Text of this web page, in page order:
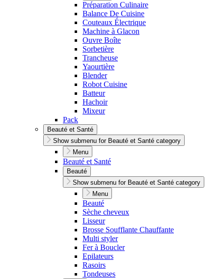
Préparation Culinaire
Balance De Cuisine
Couteaux Électrique
Machine à Glacon
Ouvre Boîte
Sorbetière
Trancheuse
Yaourtière
Blender
Robot Cuisine
Batteur
Hachoir
Mixeur
Pack
Beauté et Santé
Show submenu for Beauté et Santé category
Menu
Beauté et Santé
Beauté
Show submenu for Beauté et Santé category
Menu
Beauté
Sèche cheveux
Lisseur
Brosse Soufflante Chauffante
Multi styler
Fer à Boucler
Epilateurs
Rasoirs
Tondeuses